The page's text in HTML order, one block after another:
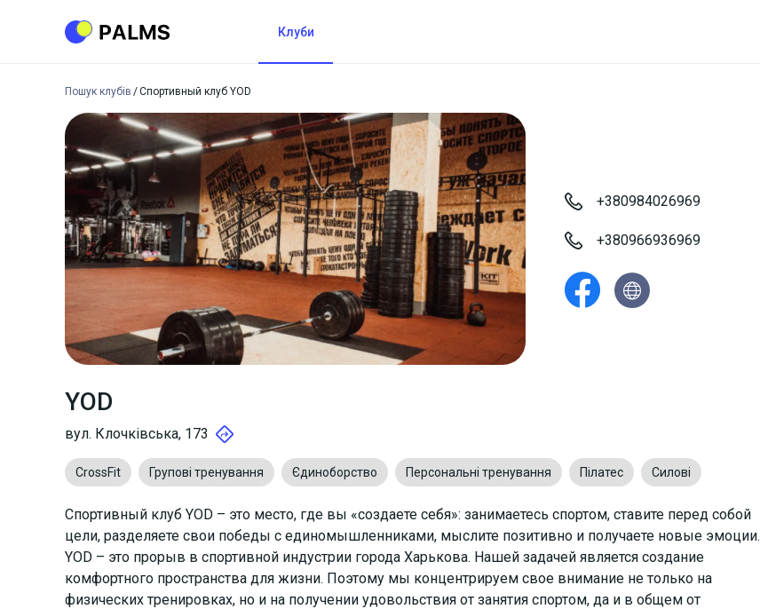
Клуби
Пошук клубів Спортивный клуб YOD
YOD
вул. Клочківська, 173
CrossFit Групові тренування Єдиноборство Персональні тренування Пілатес Силові
Спортивный клуб YOD – это место, где вы «создаете себя»: занимаетесь спортом, ставите перед собой
цели, разделяете свои победы с единомышленниками, мыслите позитивно и получаете новые эмоции.
YOD – это прорыв в спортивной индустрии города Харькова. Нашей задачей является создание
комфортного пространства для жизни. Поэтому мы концентрируем свое внимание не только на
физических тренировках, но и на получении удовольствия от занятия спортом, да и в общем от
+380984026969
+380966936969